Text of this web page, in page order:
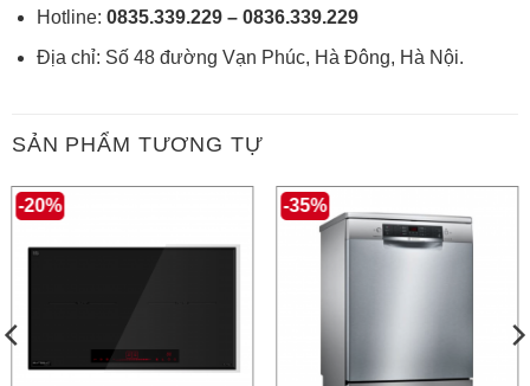
Hotline: 0835.339.229 – 0836.339.229
Địa chỉ: Số 48 đường Vạn Phúc, Hà Đông, Hà Nội.
SẢN PHẨM TƯƠNG TỰ
-20% -35%